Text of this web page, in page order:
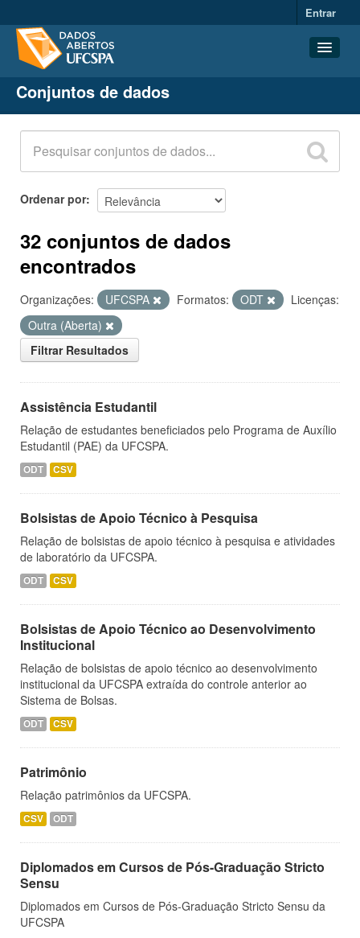
Entrar
Conjuntos de dados
Organizações
Grupos
Sobre
Conjuntos de dados
Ordenar por
32 conjuntos de dados
encontrados
Organizações: UFCSPA Formatos: ODT
Licenças:
Outra (Aberta)
Filtrar Resultados
Assistência Estudantil
Relação de estudantes beneficiados pelo Programa de Auxílio
Estudantil (PAE) da UFCSPA.
ODT CSV
Bolsistas de Apoio Técnico à Pesquisa
Relação de bolsistas de apoio técnico à pesquisa e atividades
de laboratório da UFCSPA.
ODT CSV
Bolsistas de Apoio Técnico ao Desenvolvimento
Institucional
Relação de bolsistas de apoio técnico ao desenvolvimento
institucional da UFCSPA extraída do controle anterior ao
Sistema de Bolsas.
ODT CSV
Patrimônio
Relação patrimônios da UFCSPA.
CSV ODT
Diplomados em Cursos de Pós-Graduação Stricto
Sensu
Diplomados em Cursos de Pós-Graduação Stricto Sensu da
UFCSPA